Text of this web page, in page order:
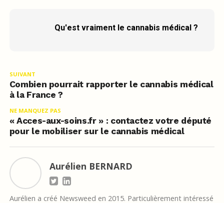
Qu'est vraiment le cannabis médical ?
SUIVANT
Combien pourrait rapporter le cannabis médical
à la France ?
NE MANQUEZ PAS
« Acces-aux-soins.fr » : contactez votre député
pour le mobiliser sur le cannabis médical
Aurélien BERNARD
Aurélien a créé Newsweed en 2015. Particulièrement intéressé